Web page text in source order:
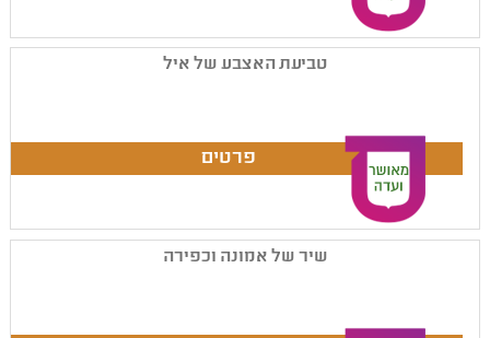
טביעת האצבע של איל
שיר של אמונה וכפירה